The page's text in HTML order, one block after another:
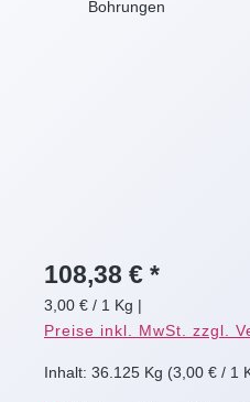
108,38 € *
3,00 € / 1 Kg |
Preise inkl. MwSt. zzgl.
Inhalt: 36.125 Kg (3,00 € / 1